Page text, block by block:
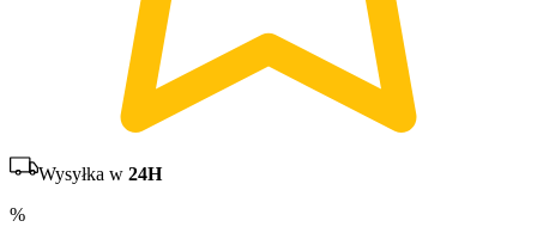
Wysyłka w 24H
%